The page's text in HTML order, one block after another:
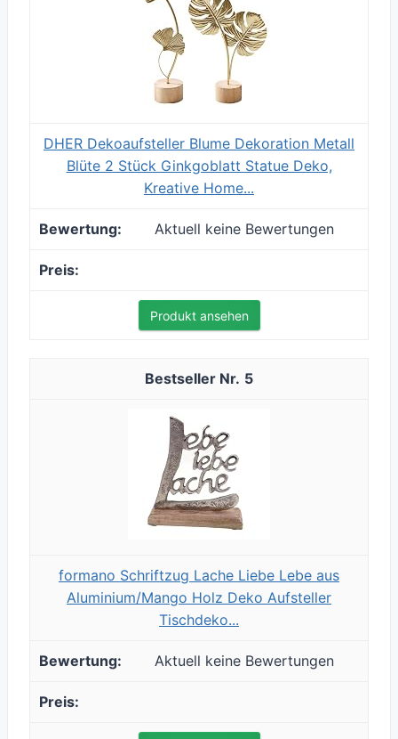
DHER Dekoaufsteller Blume Dekoration Metall
Blüte 2 Stück Ginkgoblatt Statue Deko,
Kreative Home...
Aktuell keine Bewertungen
Produkt ansehen
5
formano Schriftzug Lache Liebe Lebe aus
Aluminium/Mango Holz Deko Aufsteller
Tischdeko...
Aktuell keine Bewertungen